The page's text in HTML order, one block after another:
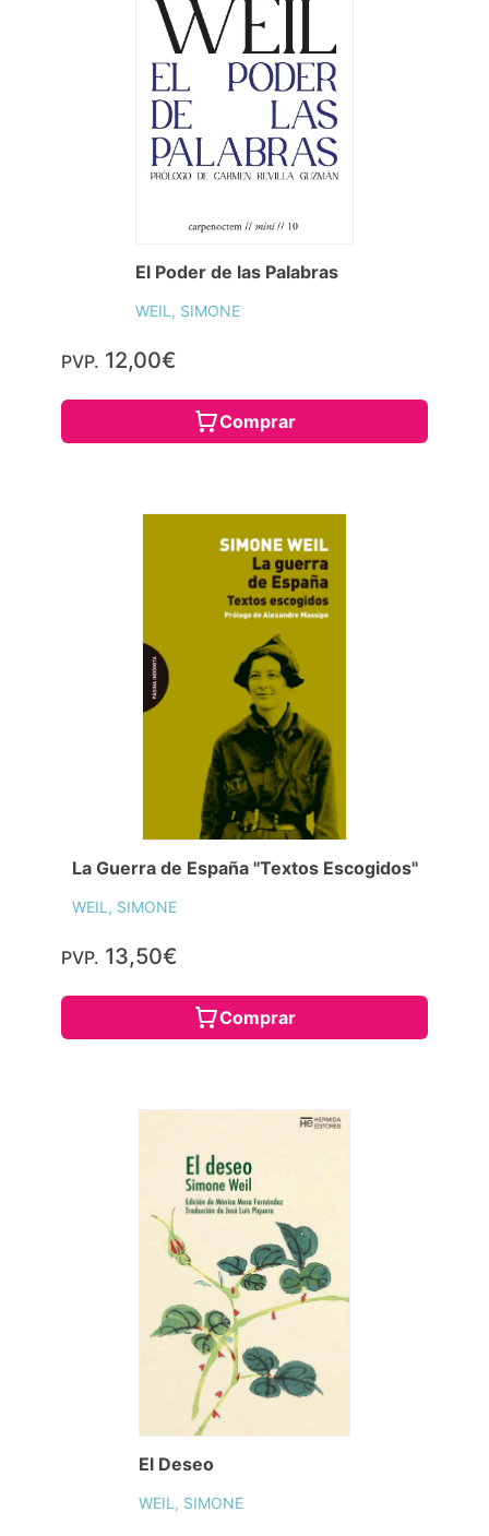
El Poder de las Palabras
WEIL, SIMONE
PVP. 12,00€
Comprar
La Guerra de España "Textos Escogidos"
WEIL, SIMONE
PVP. 13,50€
Comprar
El Deseo
WEIL, SIMONE